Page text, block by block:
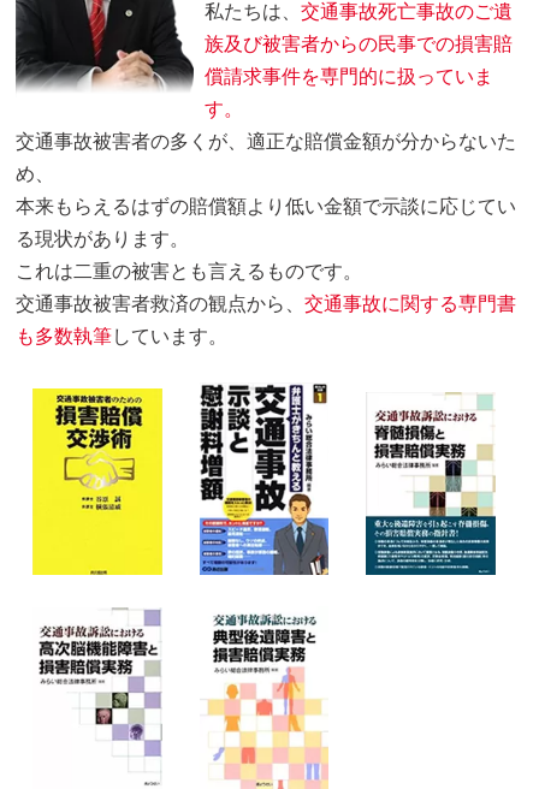
私たちは、交通事故死亡事故のご遺
族及び被害者からの民事での損害賠
償請求事件を専門的に扱っていま
す。
交通事故被害者の多くが、適正な賠償金額が分からないた
め、
本来もらえるはずの賠償額より低い金額で示談に応じてい
る現状があります。
これは二重の被害とも言えるものです。
交通事故被害者救済の観点から、交通事故に関する専門書
も多数執筆しています。